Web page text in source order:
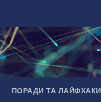
ПОРАДИ ТА ЛАЙФХАКИ